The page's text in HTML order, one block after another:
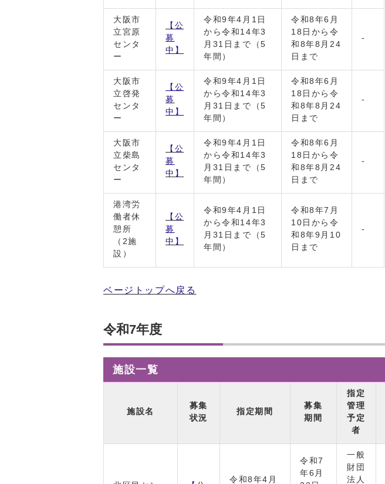
大阪市
立宮原
センタ
ー
【公
募
中】
令和9年4月1日
から令和14年3
月31日まで（5
年間）
令和8年6月
18日から令
和8年8月24
日まで
-
大阪市
立啓発
センタ
ー
【公
募
中】
令和9年4月1日
から令和14年3
月31日まで（5
年間）
令和8年6月
18日から令
和8年8月24
日まで
-
大阪市
立柴島
センタ
ー
【公
募
中】
令和9年4月1日
から令和14年3
月31日まで（5
年間）
令和8年6月
18日から令
和8年8月24
日まで
-
港湾労
働者休
憩所
（2施
設）
【公
募
中】
令和9年4月1日
から令和14年3
月31日まで（5
年間）
令和8年7月
10日から令
和8年9月10
日まで
-
ベージトップへ戻る
令和7年度
施設一覧
施設名
募集
状況
指定期間
募集
期間
指定
管理
予定
者
令和8年4月
令和7
年6月
一般
財団
法人